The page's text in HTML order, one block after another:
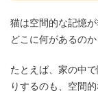
猫は空間的な記憶
どこに何があるの
たとえば、家の中
りするのも、空間